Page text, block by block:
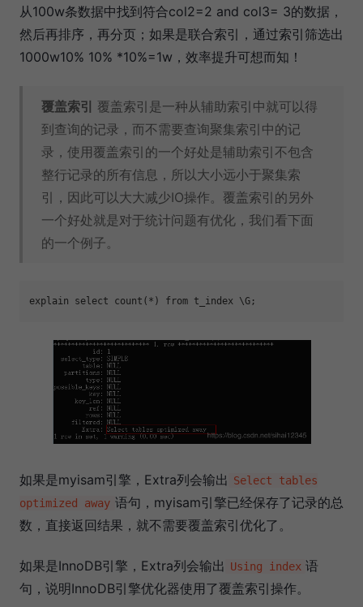
从100w条数据中找到符合col2=2 and col3= 3的数据，
然后再排序，再分页；如果是联合索引，通过索引筛选出
1000w10% 10% *10%=1w，效率提升可想而知！
覆盖索引 覆盖索引是一种从辅助索引中就可以得
到查询的记录，而不需要查询聚集索引中的记
录，使用覆盖索引的一个好处是辅助索引不包含
整行记录的所有信息，所以大小远小于聚集索
引，因此可以大大减少IO操作。覆盖索引的另外
一个好处就是对于统计问题有优化，我们看下面
的一个例子。
如果是myisam引擎，Extra列会输出 Select tables
optimized away 语句，myisam引擎已经保存了记录的总
数，直接返回结果，就不需要覆盖索引优化了。
如果是InnoDB引擎，Extra列会输出 Using index 语
句，说明InnoDB引擎优化器使用了覆盖索引操作。